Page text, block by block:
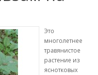
Это
многолетнее
травянистое
растение из
яснотковых